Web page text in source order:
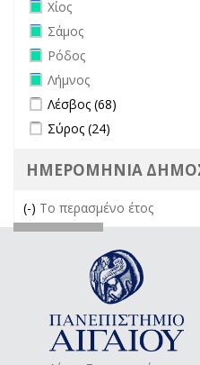
Χίος
Remove Σάμος filter
Σάμος
Remove Ρόδος filter
Ρόδος
Remove Λήμνος filter
Λήμνος
Apply Λέσβος filter
Λέσβος (68)
Apply Σύρος filter
Σύρος (24)
ΗΜΕΡΟΜΗΝΙΑ
(-) Remove Το περασμένο
Το περασμένο έτος